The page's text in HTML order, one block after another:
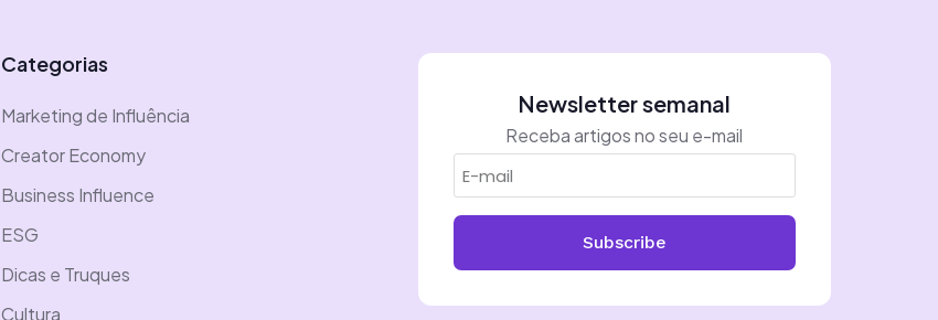
Categorias
Marketing de Influência
Creator Economy
Business Influence
ESG
Dicas e Truques
Cultura
Newsletter semanal
Receba artigos no seu e-mail
Subscribe